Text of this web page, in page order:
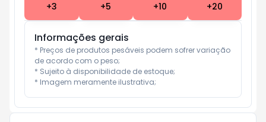
+3 +5 +10 +20
Informações gerais
* Preços de produtos pesáveis podem sofrer variação
de acordo com o peso;
* Sujeito à disponibilidade de estoque;
* Imagem meramente ilustrativa;